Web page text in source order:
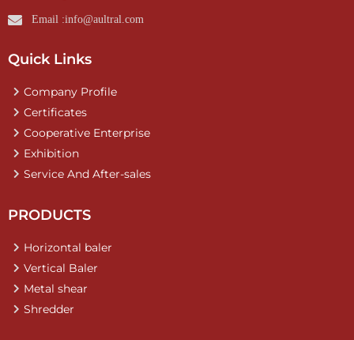
Email :info@aultral.com
Quick Links
Company Profile
Certificates
Cooperative Enterprise
Exhibition
Service And After-sales
PRODUCTS
Horizontal baler
Vertical Baler
Metal shear
Shredder